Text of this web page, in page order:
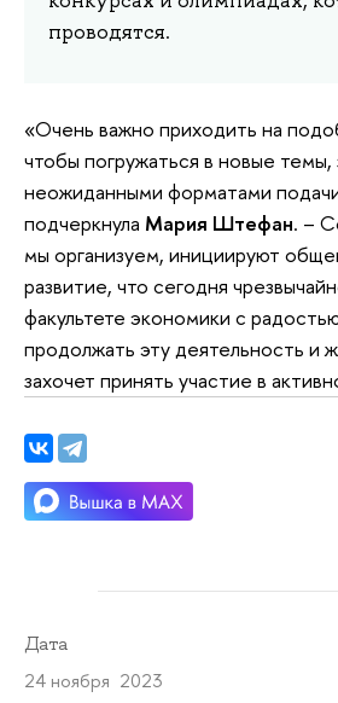
проводятся.
«Очень важно приходить на
чтобы погружаться в новые темы,
неожиданными форматами
подчеркнула Мария Штефан. –
мы организуем, инициируют
развитие, что сегодня
факультете экономики с
продолжать эту деятельность и
захочет принять участие в
Дата
24 ноября 2023